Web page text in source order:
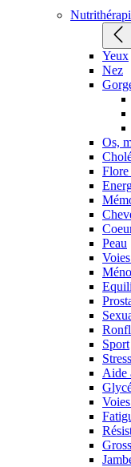
Yeux
Nez
Os,
Flore
Peau
Sport
Aide